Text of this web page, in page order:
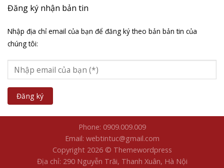
Đăng ký nhận bản tin
Nhập địa chỉ email của bạn để đăng ký theo bản bản tin của
chúng tôi:
Phone: 0909.009.009
Email: webtintuc@gmail.com
Copyright 2026 © Themewordpress
Địa chỉ: 290 Nguyễn Trãi, Thanh Xuân, Hà Nội